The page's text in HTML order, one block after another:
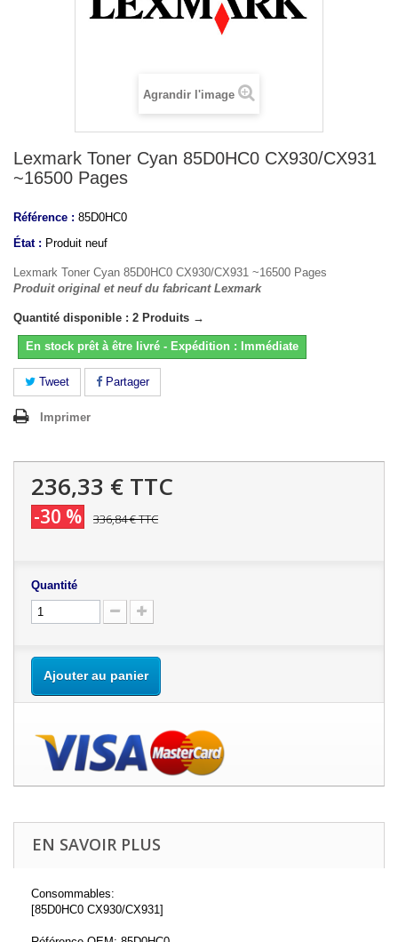
Agrandir l'image
Lexmark Toner Cyan 85D0HC0 CX930/CX931
~16500 Pages
Référence : 85D0HC0
État : Produit neuf
Lexmark Toner Cyan 85D0HC0 CX930/CX931 ~16500 Pages
Produit original et neuf du fabricant Lexmark
Quantité disponible : 2 Produits →
En stock prêt à être livré - Expédition : Immédiate
Tweet Partager
Imprimer
236,33 € TTC
-30 % 336,84 €TTC
Quantité
Ajouter au panier
EN SAVOIR PLUS
Consommables:
[85D0HC0 CX930/CX931]